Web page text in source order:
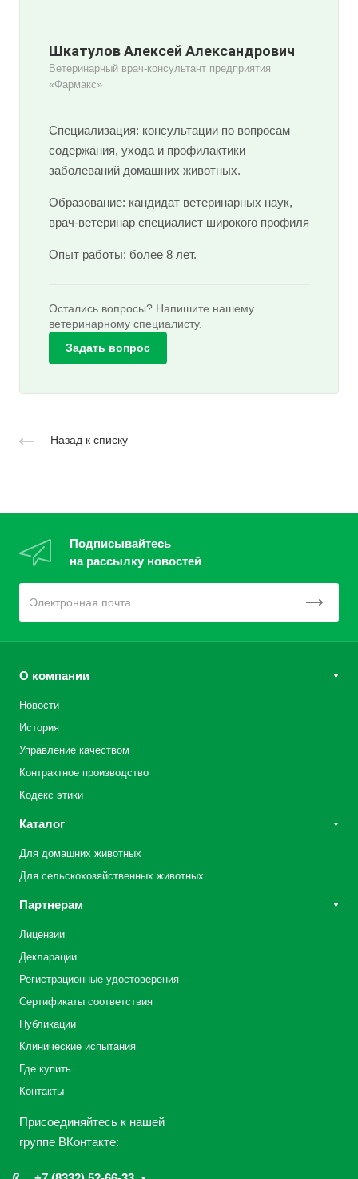
Шкатулов Алексей Александрович
Ветеринарный врач-консультант предприятия
«Фармакс»
Специализация: консультации по вопросам
содержания, ухода и профилактики
заболеваний домашних животных.
Образование: кандидат ветеринарных наук,
врач-ветеринар специалист широкого профиля
Опыт работы: более 8 лет.
Остались вопросы? Напишите нашему
ветеринарному специалисту.
Задать вопрос
Назад к списку
Подписывайтесь
на рассылку новостей
О компании
Новости
История
Управление качеством
Контрактное производство
Кодекс этики
Каталог
Для домашних животных
Для сельскохозяйственных животных
Партнерам
Лицензии
Декларации
Регистрационные удостоверения
Сертификаты соответствия
Публикации
Клинические испытания
Где купить
Контакты
Присоединяйтесь к нашей
группе ВКонтакте: